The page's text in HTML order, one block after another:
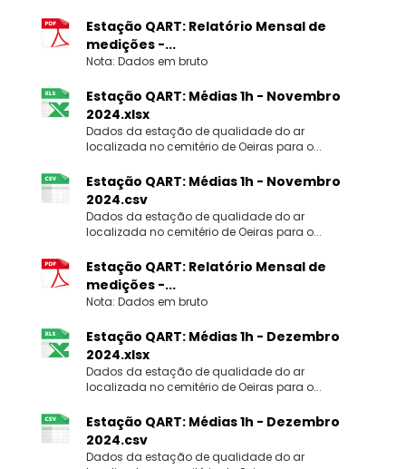
Estação QART: Relatório Mensal de
medições -...
Nota: Dados em bruto
Estação QART: Médias 1h - Novembro
2024.xlsx
Dados da estação de qualidade do ar
localizada no cemitério de Oeiras para o...
Estação QART: Médias 1h - Novembro
2024.csv
Dados da estação de qualidade do ar
localizada no cemitério de Oeiras para o...
Estação QART: Relatório Mensal de
medições -...
Nota: Dados em bruto
Estação QART: Médias 1h - Dezembro
2024.xlsx
Dados da estação de qualidade do ar
localizada no cemitério de Oeiras para o...
Estação QART: Médias 1h - Dezembro
2024.csv
Dados da estação de qualidade do ar